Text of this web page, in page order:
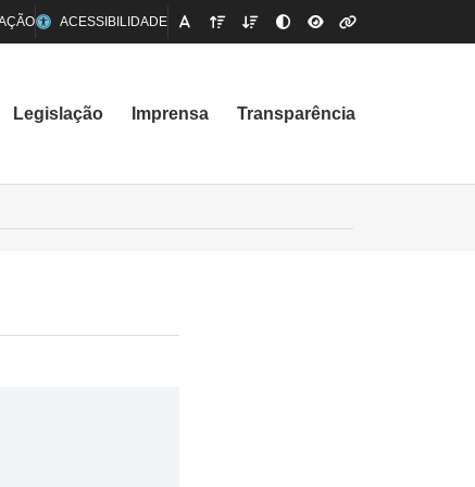
ACESSIBILIDADE
Legislação Imprensa Transparência